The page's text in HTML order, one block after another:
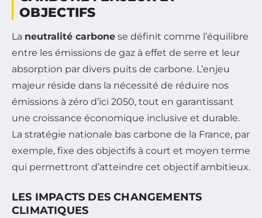
OBJECTIFS
La neutralité carbone se définit comme l’équilibre
entre les émissions de gaz à effet de serre et leur
absorption par divers puits de carbone. L’enjeu
majeur réside dans la nécessité de réduire nos
émissions à zéro d’ici 2050, tout en garantissant
une croissance économique inclusive et durable.
La stratégie nationale bas carbone de la France, par
exemple, fixe des objectifs à court et moyen terme
qui permettront d’atteindre cet objectif ambitieux.
LES IMPACTS DES CHANGEMENTS
CLIMATIQUES